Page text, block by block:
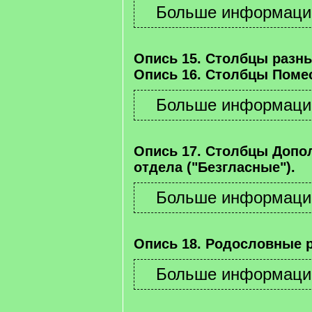
Опись 15. Столбцы
Опись 16. Столбцы
Опись 17. Столбцы
отдела ("Безгласные").
Опись 18. Родословные